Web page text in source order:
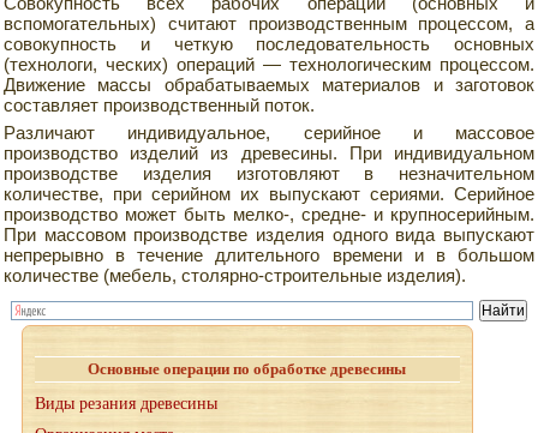
вспомогательных) считают производственным процессом, а
совокупность и четкую последовательность основных
(технологи, ческих) операций — технологическим процессом.
Движение массы обрабатываемых материалов и заготовок
составляет производственный поток.
Различают индивидуальное, серийное и массовое
производство изделий из древесины. При индивидуальном
производстве изделия изготовляют в незначительном
количестве, при серийном их выпускают сериями. Серийное
производство может быть мелко-, средне- и крупносерийным.
При массовом производстве изделия одного вида выпускают
непрерывно в течение длительного времени и в большом
количестве (мебель, столярно-строительные изделия).
Основные операции по обработке древесины
Виды резания древесины